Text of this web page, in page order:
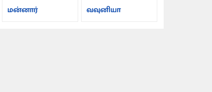
மன்னார் வவுனியா